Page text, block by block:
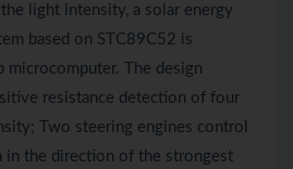
light intensity, a solar energy
based on STC89C52 is
microcomputer. The design
resistance detection of four
Two steering engines control
in the direction of the strongest